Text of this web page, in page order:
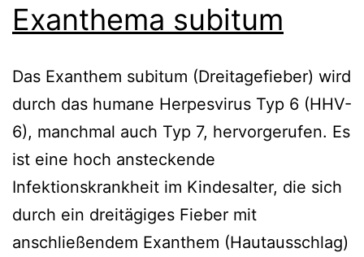
Exanthema subitum
Das Exanthem subitum (Dreitagefieber) wird
durch das humane Herpesvirus Typ 6 (HHV-
6), manchmal auch Typ 7, hervorgerufen. Es
ist eine hoch ansteckende
Infektionskrankheit im Kindesalter, die sich
durch ein dreitägiges Fieber mit
anschließendem Exanthem (Hautausschlag)